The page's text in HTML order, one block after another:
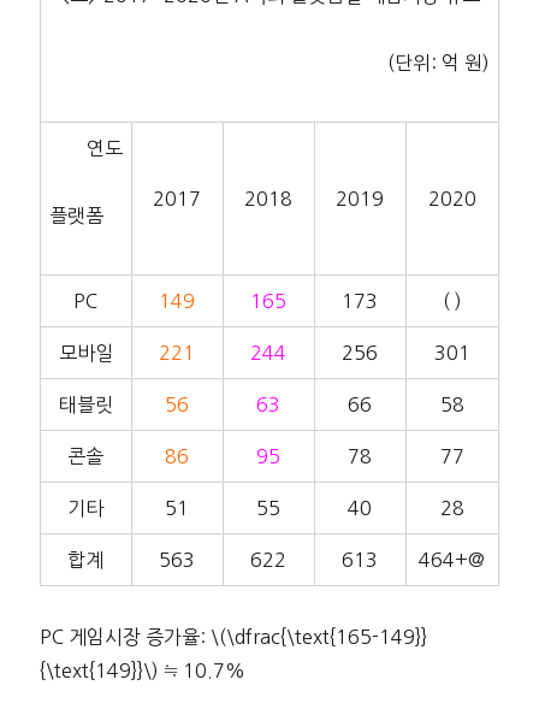
(단위: 억 원)
연도
플랫폼
2017 2018 2019 2020
PC 149 165 173 ( )
모바일 221 244 256 301
태블릿 56 63 66 58
콘솔 86 95 78 77
기타 51 55 40 28
합계 563 622 613 464+@
PC 게임시장 증가율: \(\dfrac{\text{165-149}}
{\text{149}}\) ≒ 10.7%